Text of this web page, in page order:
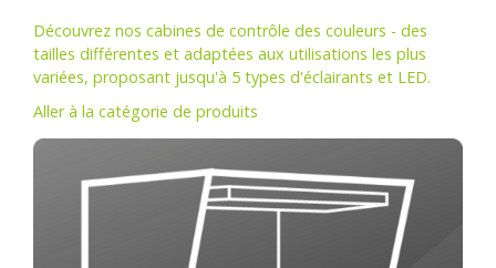
Découvrez nos cabines de contrôle des couleurs - des
tailles différentes et adaptées aux utilisations les plus
variées, proposant jusqu'à 5 types d'éclairants et LED.
Aller à la catégorie de produits